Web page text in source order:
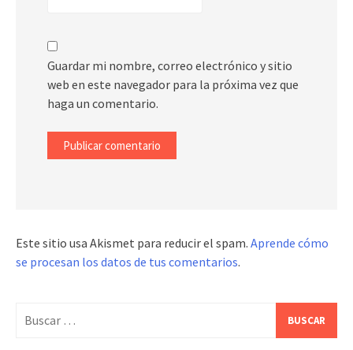
Guardar mi nombre, correo electrónico y sitio
web en este navegador para la próxima vez que
haga un comentario.
Este sitio usa Akismet para reducir el spam. Aprende cómo
se procesan los datos de tus comentarios.